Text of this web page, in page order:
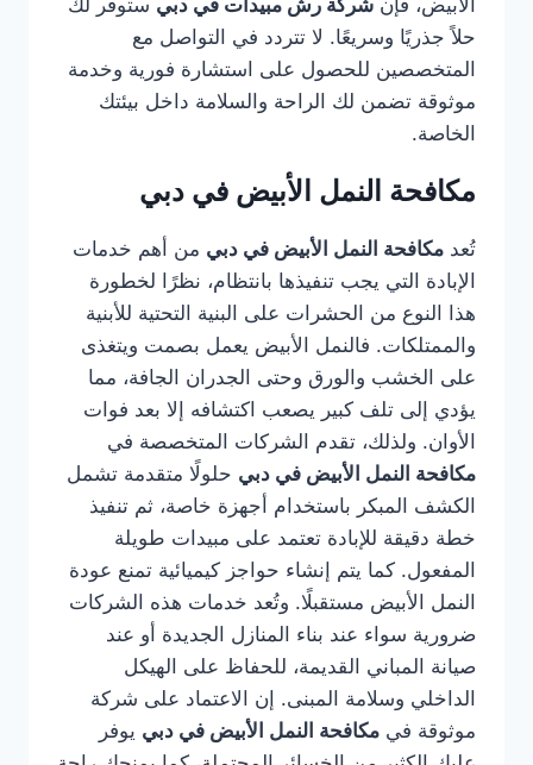
حلاً جذريًا وسريعًا. لا تتردد في التواصل مع
المتخصصين للحصول على استشارة فورية وخدمة
موثوقة تضمن لك الراحة والسلامة داخل بيئتك
الخاصة.
مكافحة النمل الأبيض في دبي
تُعد مكافحة النمل الأبيض في دبي من أهم خدمات
الإبادة التي يجب تنفيذها بانتظام، نظرًا لخطورة
هذا النوع من الحشرات على البنية التحتية للأبنية
والممتلكات. فالنمل الأبيض يعمل بصمت ويتغذى
على الخشب والورق وحتى الجدران الجافة، مما
يؤدي إلى تلف كبير يصعب اكتشافه إلا بعد فوات
الأوان. ولذلك، تقدم الشركات المتخصصة في
مكافحة النمل الأبيض في دبي حلولًا متقدمة تشمل
الكشف المبكر باستخدام أجهزة خاصة، ثم تنفيذ
خطة دقيقة للإبادة تعتمد على مبيدات طويلة
المفعول. كما يتم إنشاء حواجز كيميائية تمنع عودة
النمل الأبيض مستقبلًا. وتُعد خدمات هذه الشركات
ضرورية سواء عند بناء المنازل الجديدة أو عند
صيانة المباني القديمة، للحفاظ على الهيكل
الداخلي وسلامة المبنى. إن الاعتماد على شركة
موثوقة في مكافحة النمل الأبيض في دبي يوفر